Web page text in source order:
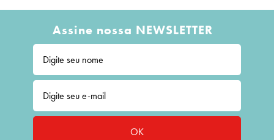
Assine nossa NEWSLETTER
OK